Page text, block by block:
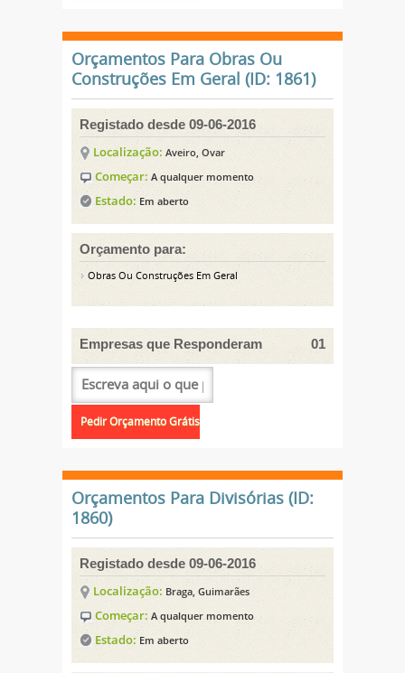
Orçamentos Para Obras Ou
Construções Em Geral (ID: 1861)
Registado desde 09-06-2016
Localização: Aveiro, Ovar
Começar: A qualquer momento
Estado: Em aberto
Orçamento para:
Obras Ou Construções Em Geral
Empresas que Responderam 01
Orçamentos Para Divisórias (ID:
1860)
Registado desde 09-06-2016
Localização: Braga, Guimarães
Começar: A qualquer momento
Estado: Em aberto